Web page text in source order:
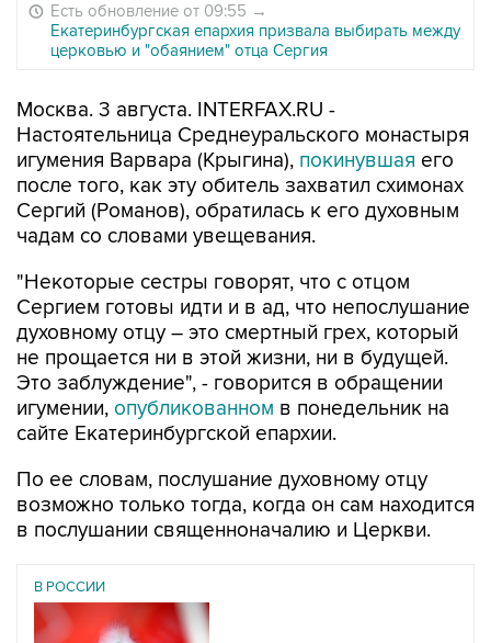
Есть обновление от 09:55 →
Екатеринбургская епархия призвала выбирать между
церковью и "обаянием" отца Сергия
Москва. 3 августа. INTERFAX.RU -
Настоятельница Среднеуральского монастыря
игумения Варвара (Крыгина), покинувшая его
после того, как эту обитель захватил схимонах
Сергий (Романов), обратилась к его духовным
чадам со словами увещевания.
"Некоторые сестры говорят, что с отцом
Сергием готовы идти и в ад, что непослушание
духовному отцу – это смертный грех, который
не прощается ни в этой жизни, ни в будущей.
Это заблуждение", - говорится в обращении
игумении, опубликованном в понедельник на
сайте Екатеринбургской епархии.
По ее словам, послушание духовному отцу
возможно только тогда, когда он сам находится
в послушании священноначалию и Церкви.
В РОССИИ